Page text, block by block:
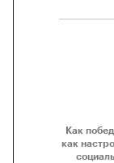
Как
как